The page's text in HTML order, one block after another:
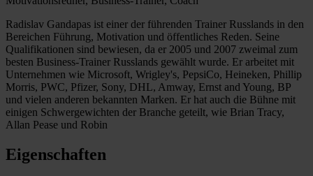
Radislav Gandapas ist einer der führenden Trainer Russlands in den
Bereichen Führung, Motivation und öffentliches Reden. Seine
Qualifikationen sind bewiesen, da er 2005 und 2007 zweimal zum
besten Business-Trainer Russlands gewählt wurde. Er arbeitet mit
Unternehmen wie Microsoft, Wrigley's, PepsiCo, Heineken, Phillip
Morris, PWC, Pfizer, Sony, DHL, Amway, Ernst and Young, BP
und vielen anderen bekannten Marken. Er hat auch die Bühne mit
einigen Schwergewichten der Branche geteilt, wie Brian Tracy,
Allan Pease und Robin
Eigenschaften